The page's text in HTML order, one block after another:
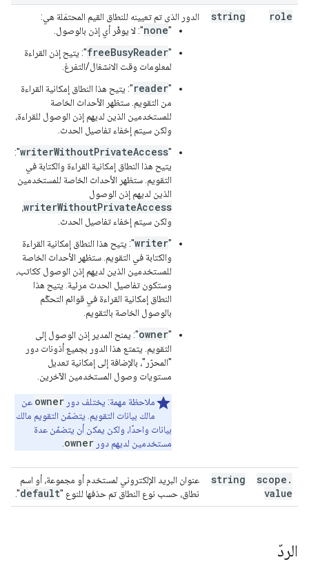
role
string
الدور الذي تم تعيينه للنطاق القيم المحتمَلة هي:
"
none": لا يوفّر أي إذن بالوصول.
"
freeBusyReader": يتيح إذن القراءة
لمعلومات وقت الانشغال/التفرغ.
‫"
reader": يتيح هذا النطاق إمكانية القراءة
من التقويم. ستظهر الأحداث الخاصة
للمستخدمين الذين لديهم إذن الوصول للقراءة،
ولكن سيتم إخفاء تفاصيل الحدث.
"
writerWithoutPrivateAccess
":
يتيح هذا النطاق إمكانية القراءة والكتابة في
التقويم. ستظهر الأحداث الخاصة للمستخدمين
الذين لديهم إذن الوصول
writerWithoutPrivateAccess،
ولكن سيتم إخفاء تفاصيل الحدث.
"
writer": يتيح هذا النطاق إمكانية القراءة
والكتابة في التقويم. ستظهر الأحداث الخاصة
للمستخدمين الذين لديهم إذن الوصول ككاتب،
وستكون تفاصيل الحدث مرئية. يتيح هذا
النطاق إمكانية القراءة في قوائم التحكّم
بالوصول الخاصة بالتقويم.
"
owner": يمنح المدير إذن الوصول إلى
التقويم. يتمتع هذا الدور بجميع أذونات دور
"المحرّر"، بالإضافة إلى إمكانية تعديل
مستويات وصول المستخدمين الآخرين.
ملاحظة مهمة: يختلف دور owner عن
مالك بيانات التقويم. يتضمّن التقويم مالك
بيانات واحدًا، ولكن يمكن أن يتضمّن عدة
مستخدمين لديهم دور owner
scope .
value
string
عنوان البريد الإلكتروني لمستخدم أو مجموعة، أو اسم
نطاق، حسب نوع النطاق تم حذفها للنوع "default
".
الردّ